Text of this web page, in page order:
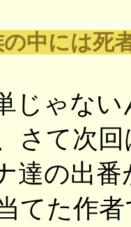
には死
ゃない
て次回
の出番
てた作